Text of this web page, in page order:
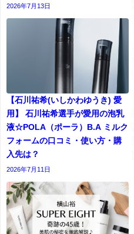
2026年7月13日
【石川祐希(いしかわゆうき) 愛
用】 石川祐希選手が愛用の泡乳
液☆POLA（ポーラ）B.A ミルク
フォームの口コミ・使い方・購
入先は？
2026年7月11日